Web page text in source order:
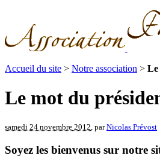
Accueil du site > Notre association > Le
Le mot du
samedi 24 novembre 2012 , parNicolas Prévost
Soyez les bienvenus sur notre